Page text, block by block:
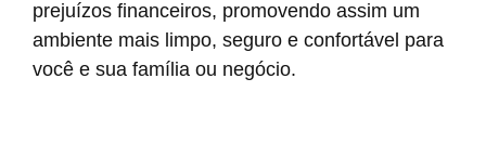
prejuízos financeiros, promovendo assim um
ambiente mais limpo, seguro e confortável para
você e sua família ou negócio.